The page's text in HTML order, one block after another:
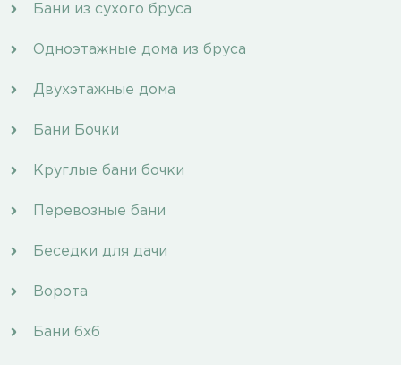
Бани из сухого бруса
Одноэтажные дома из бруса
Двухэтажные дома
Бани Бочки
Круглые бани бочки
Перевозные бани
Беседки для дачи
Ворота
Бани 6х6